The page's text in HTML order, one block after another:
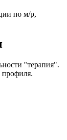
по м/р,
"терапия".
профиля.